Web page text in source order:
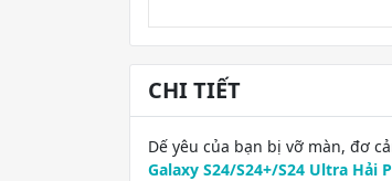
CHI TIẾT
Dế yêu của bạn bị vỡ màn, đơ
Galaxy S24/S24+/S24 Ultra Hải